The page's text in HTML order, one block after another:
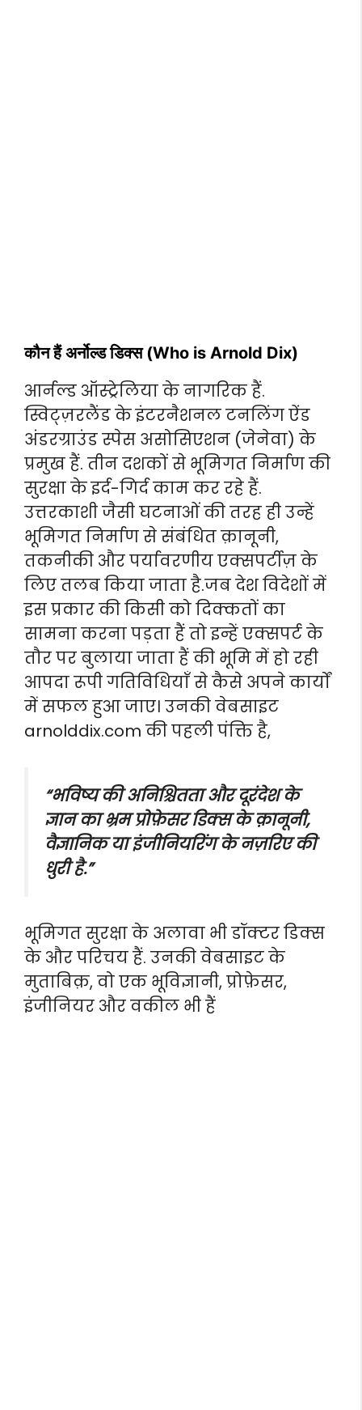
कौन हैं अर्नोल्ड डिक्स (Who is Arnold Dix)
आर्नल्ड ऑस्ट्रेलिया के नागरिक हैं.
स्विट्ज़रलैंड के इंटरनैशनल टनलिंग ऐंड
अंडरग्राउंड स्पेस असोसिएशन (जेनेवा) के
प्रमुख हैं. तीन दशकों से भूमिगत निर्माण की
सुरक्षा के इर्द-गिर्द काम कर रहे हैं.
उत्तरकाशी जैसी घटनाओं की तरह ही उन्हें
भूमिगत निर्माण से संबंधित क़ानूनी,
तकनीकी और पर्यावरणीय एक्सपर्टीज़ के
लिए तलब किया जाता है.जब देश विदेशों में
इस प्रकार की किसी को दिक्कतों का
सामना करना पड़ता हैं तो इन्हें एक्सपर्ट के
तौर पर बुलाया जाता हैं की भूमि में हो रही
आपदा रूपी गतिविधियाँ से कैसे अपने कार्यों
में सफल हुआ जाए। उनकी वेबसाइट
arnolddix.com की पहली पंक्ति है,
“भविष्य की अनिश्चितता और दूरंदेश के
ज्ञान का भ्रम प्रोफ़ेसर डिक्स के क़ानूनी,
वैज्ञानिक या इंजीनियरिंग के नज़रिए की
धुरी है.”
भूमिगत सुरक्षा के अलावा भी डॉक्टर डिक्स
के और परिचय हैं. उनकी वेबसाइट के
मुताबिक़, वो एक भूविज्ञानी, प्रोफ़ेसर,
इंजीनियर और वकील भी हैं